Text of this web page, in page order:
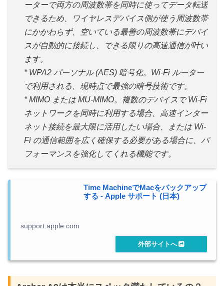
ーターで両方の周波数帯を同時に使ってデータ転送
できるため、ワイヤレスデバイス側が使う周波数帯
にかかわらず、空いている最善の周波数帯にデバイ
スが自動的に接続し、できる限りの高速通信が叶い
ます。
* WPA2 パーソナル (AES) 暗号化。Wi-Fi ルーター
で利用される、現時点で最強の暗号技術です。
* MIMO または MU-MIMO。複数のデバイスで Wi-Fi
ネットワークを同時に利用する場合、高速インター
ネット接続を最大限に活用したい場合、または Wi-
Fi の通信範囲を広く確保する必要がある場合に、パ
フォーマンスを強化してくれる機能です。
Time MachineでMacをバックアップ
する - Apple サポート (日本)
support.apple.com